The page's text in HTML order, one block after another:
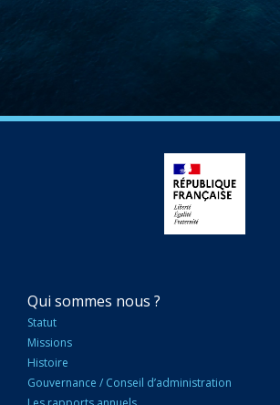
NAVIGATION
PRINCIPALE
Qui sommes nous ?
Statut
Missions
Histoire
Gouvernance / Conseil d’administration